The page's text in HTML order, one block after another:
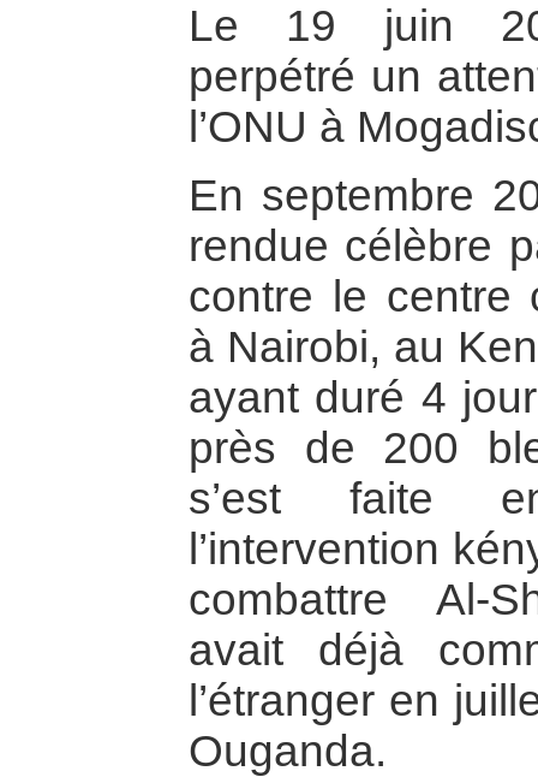
Le 19 juin
perpétré un
l’ONU à
En septembre
rendue célèbre
contre le centre
à Nairobi, au
ayant duré 4
près de 200
s’est faite
l’intervention
combattre Al-
avait déjà
l’étranger en
Ouganda.